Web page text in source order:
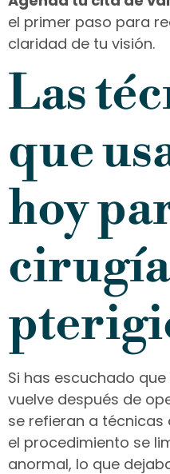
el primer paso para
claridad de tu visión.
Las
que
hoy
Si has escuchado
vuelve después de
se refieran a técnicas
el procedimiento se
anormal, lo que